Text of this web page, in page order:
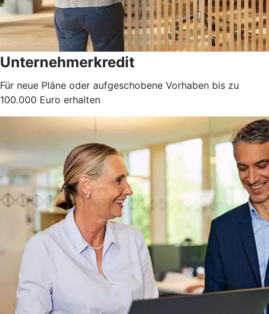
Unternehmerkredit
Für neue Pläne oder aufgeschobene Vorhaben bis zu
100.000 Euro erhalten